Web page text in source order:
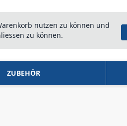
nutzen zu können und
zu können.
ZUBEHÖR